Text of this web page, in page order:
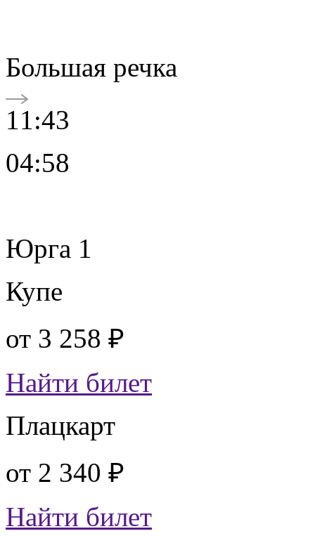
Большая речка
11:43
04:58
Юрга 1
Купе
от 3 258 ₽
Найти билет
Плацкарт
от 2 340 ₽
Найти билет